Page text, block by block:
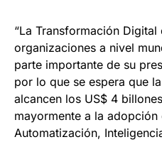
“La Transformación
organizaciones a nivel
parte importante de su
por lo que se espera que
alcancen los US$ 4
mayormente a la
Automatización,